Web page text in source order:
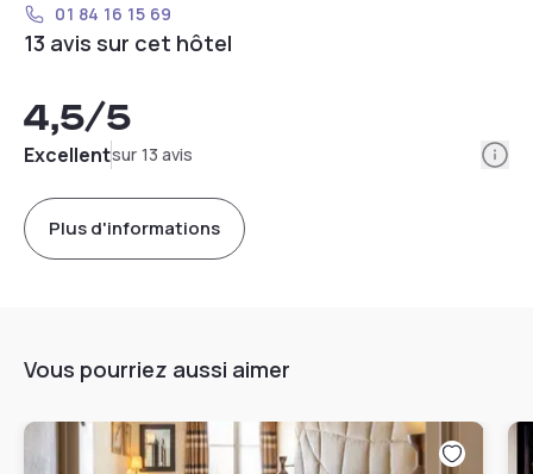
01 84 16 15 69
13 avis sur cet hôtel
4,5/5
Excellentsur 13 avis
Plus d'informations
Vous pourriez aussi aimer